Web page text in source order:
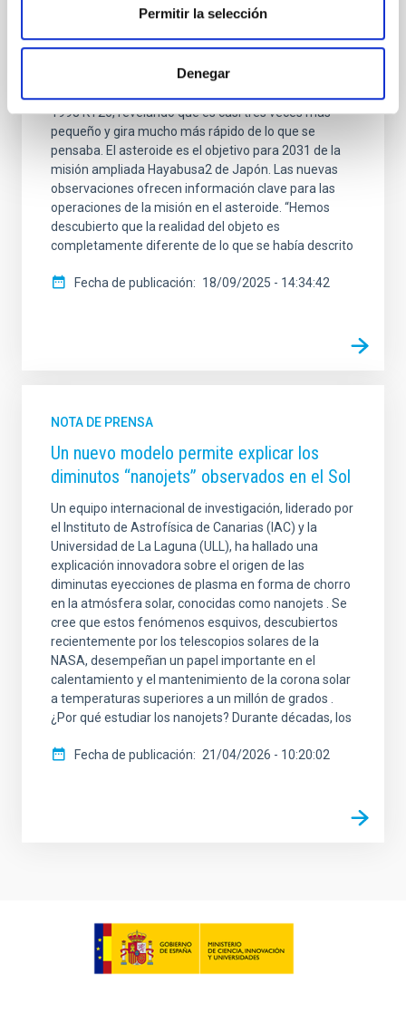
Permitir la selección
Denegar
es más pequeño y rápido de lo esperado
El equipo científico ha utilizado telescopios de todo el
Grantecan) en el Observatorio del Roque de los
1998 KY26, revelando que es casi tres veces más
pequeño y gira mucho más rápido de lo que se
pensaba. El asteroide es el objetivo para 2031 de la
misión ampliada Hayabusa2 de Japón. Las nuevas
observaciones ofrecen información clave para las
operaciones de la misión en el asteroide. “Hemos
descubierto que la realidad del objeto es
completamente diferente de lo que se había descrito
Fecha de publicación 18/09/2025 - 14:34:42
NOTA DE PRENSA
Un nuevo modelo permite explicar los
diminutos “nanojets” observados en el Sol
Un equipo internacional de investigación, liderado por
el Instituto de Astrofísica de Canarias (IAC) y la
Universidad de La Laguna (ULL), ha hallado una
explicación innovadora sobre el origen de las
diminutas eyecciones de plasma en forma de chorro
en la atmósfera solar, conocidas como nanojets . Se
cree que estos fenómenos esquivos, descubiertos
recientemente por los telescopios solares de la
NASA, desempeñan un papel importante en el
calentamiento y el mantenimiento de la corona solar
a temperaturas superiores a un millón de grados .
¿Por qué estudiar los nanojets? Durante décadas, los
Fecha de publicación 21/04/2026 - 10:20:02